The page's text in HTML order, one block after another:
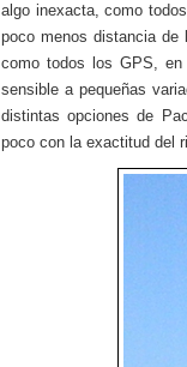
algo inexacta, como
poco menos distancia
como todos los GPS,
sensible a pequeñas
distintas opciones de
poco con la exactitud del